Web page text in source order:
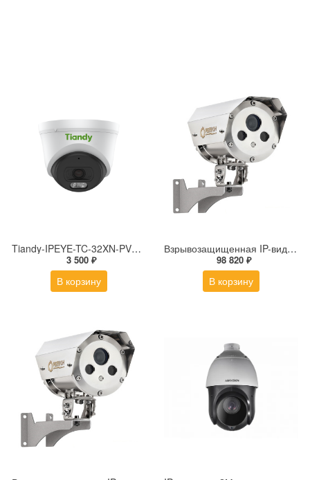
Tiandy-IPEYE-TC-32XN-PVZ 2Мп купольная «турель» IP камера с фиксированным объективом, серия SPARK со встроенным агентом IPEYE для ПВЗ
3 500 ₽
В корзину
Взрывозащищенная IP-видеокамера Релион Релион-Exd-Н-100-ИК-IP5Мп2.8mm-PoE-МК-TR
98 820 ₽
В корзину